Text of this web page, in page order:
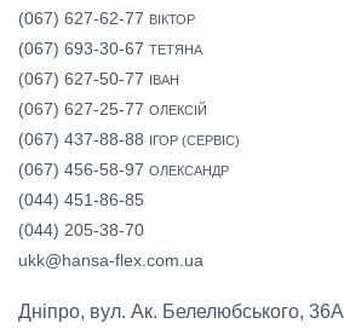
(067) 627-62-77 ВІКТОР
(067) 693-30-67 ТЕТЯНА
(067) 627-50-77 ІВАН
(067) 627-25-77 ОЛЕКСІЙ
(067) 437-88-88 ІГОР (СЕРВІС)
(067) 456-58-97 ОЛЕКСАНДР
(044) 451-86-85
(044) 205-38-70
ukk@hansa-flex.com.ua
Дніпро, вул. Ак. Белелюбського, 36А